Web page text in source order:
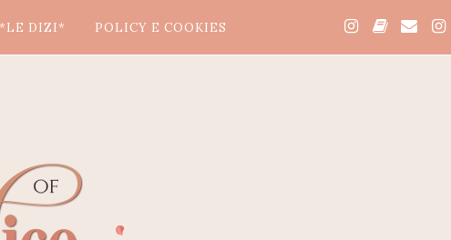
*LE DIZI* POLICY E COOKIES